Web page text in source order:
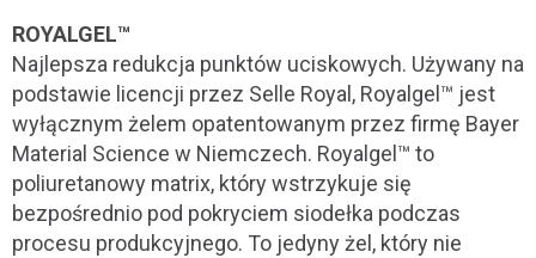
ROYALGEL™
Najlepsza redukcja punktów uciskowych. Używany na
podstawie licencji przez Selle Royal, Royalgel™ jest
wyłącznym żelem opatentowanym przez firmę Bayer
Material Science w Niemczech. Royalgel™ to
poliuretanowy matrix, który wstrzykuje się
bezpośrednio pod pokryciem siodełka podczas
procesu produkcyjnego. To jedyny żel, który nie